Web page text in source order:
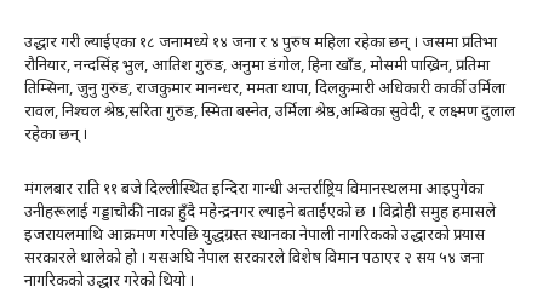
उद्धार गरी ल्याईएका १८ जनामध्ये १४ जना र ४ पुरुष महिला रहेका छन् । जसमा प्रतिभा
रौनियार, नन्दसिंह भुल, आतिश गुरुङ, अनुमा डंगोल, हिना खाँड, मोसमी पाख्रिन, प्रतिमा
तिम्सिना, जुनु गुरुङ, राजकुमार मानन्धर, ममता थापा, दिलकुमारी अधिकारी कार्की उर्मिला
रावल, निश्चल श्रेष्ठ,सरिता गुरुङ, स्मिता बस्नेत, उर्मिला श्रेष्ठ,अम्बिका सुवेदी, र लक्ष्मण दुलाल
रहेका छन् ।
मंगलबार राति ११ बजे दिल्लीस्थित इन्दिरा गान्धी अन्तर्राष्ट्रिय विमानस्थलमा आइपुगेका
उनीहरूलाई गड्डाचौकी नाका हुँदै महेन्द्रनगर ल्याइने बताईएको छ । विद्रोही समुह हमासले
इजरायलमाथि आक्रमण गरेपछि युद्धग्रस्त स्थानका नेपाली नागरिकको उद्धारको प्रयास
सरकारले थालेको हो । यसअघि नेपाल सरकारले विशेष विमान पठाएर २ सय ५४ जना
नागरिकको उद्धार गरेको थियो ।